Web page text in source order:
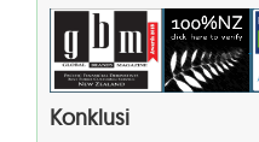
Konklusi